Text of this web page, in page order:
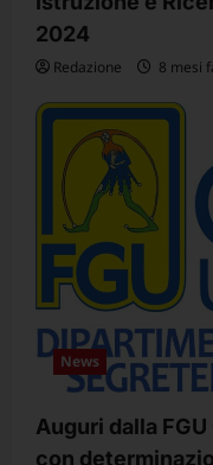
2024
Redazione 8 mesi
News
Auguri dalla
con